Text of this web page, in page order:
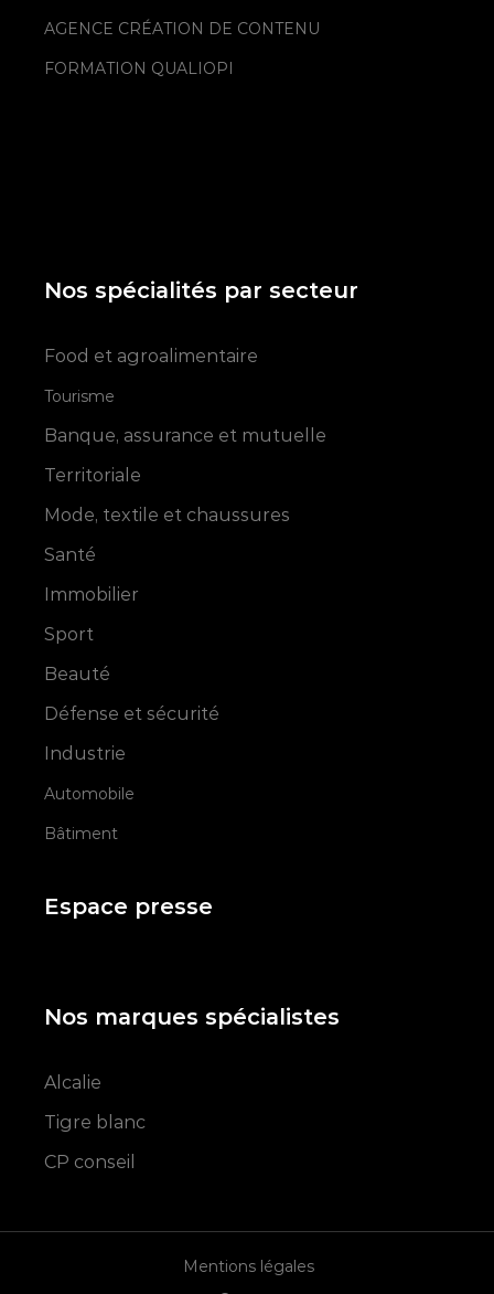
Nos spécialités par secteur
Food et agroalimentaire
Tourisme
Banque, assurance et mutuelle
Territoriale
Mode, textile et chaussures
Santé
Immobilier
Sport
Beauté
Défense et sécurité
Industrie
Automobile
Bâtiment
AGENCE CRÉATION DE CONTENU
FORMATION QUALIOPI
Espace presse
Nos marques spécialistes
Alcalie
Tigre blanc
CP conseil
Mentions légales